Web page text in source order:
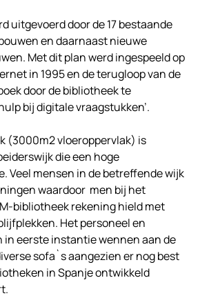
uitgevoerd door de 17 bestaande
en daarnaast nieuwe
Met dit plan werd ingespeeld op
in 1995 en de terugloop van de
door de bibliotheek te
bij digitale vraagstukken’.
(3000m2 vloeroppervlak) is
die een hoge
Veel mensen in de betreffende wijk
waardoor men bij het
bibliotheek rekening hield met
Het personeel en
in eerste instantie wennen aan de
sofa`s aangezien er nog best
in Spanje ontwikkeld